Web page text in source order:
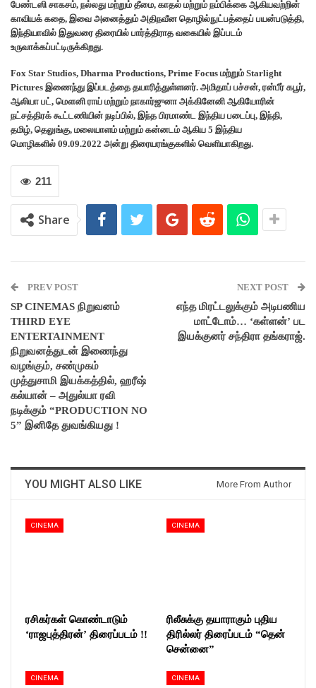
பேண்டஸி சாகசம், நல்லது மற்றும் தீமை, காதல் மற்றும் நம்பிக்கை ஆகியவற்றின்
காவியக் கதை, இவை அனைத்தும் அதிநவீன தொழில்நுட்பத்தைப் பயன்படுத்தி,
இந்தியாவில் இதுவரை திரையில் பார்த்திராத வகையில் இப்படம்
உருவாக்கப்பட்டிருக்கிறது.
Fox Star Studios, Dharma Productions, Prime Focus மற்றும் Starlight
Pictures இணைந்து இப்படத்தை தயாரித்துள்ளனர். அமிதாப் பச்சன், ரன்பீர் கபூர்,
ஆலியா பட், மௌனி ராய் மற்றும் நாகார்ஜுனா அக்கினேனி ஆகியோரின்
நட்சத்திரக் கூட்டணியின் நடிப்பில், இந்த பிரமாண்ட இந்திய படைப்பு, இந்தி,
தமிழ், தெலுங்கு, மலையாளம் மற்றும் கன்னடம் ஆகிய 5 இந்திய
மொழிகளில் 09.09.2022 அன்று திரையரங்குகளில் வெளியாகிறது.
211
Share
PREV POST
SP CINEMAS நிறுவனம்
THIRD EYE
ENTERTAINMENT
நிறுவனத்துடன் இணைந்து
வழங்கும், சண்முகம்
முத்துசாமி இயக்கத்தில், ஹரீஷ்
கல்யான் – அதுல்யா ரவி
நடிக்கும் “PRODUCTION NO
5” இனிதே துவங்கியது !
NEXT POST
எந்த மிரட்டலுக்கும் அடிபணிய
மாட்டோம்… ‘கள்ளன்’ பட
இயக்குனர் சந்திரா தங்கராஜ்.
YOU MIGHT ALSO LIKE More From Author
CINEMA
ரசிகர்கள் கொண்டாடும்
‘ராஜபுத்திரன்’ திரைப்படம் !!
CINEMA
ரிலீசுக்கு தயாராகும் புதிய
திரில்லர் திரைப்படம் “தென்
சென்னை”
CINEMA CINEMA